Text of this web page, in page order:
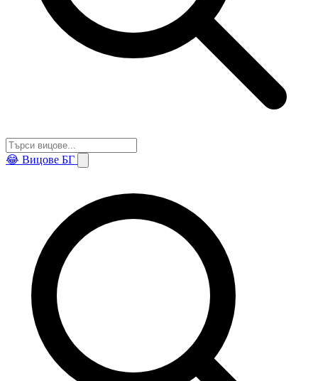
😂 Вицове БГ